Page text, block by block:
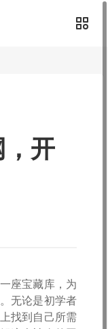
开
座宝藏库，为
无论是初学者
找到自己所需